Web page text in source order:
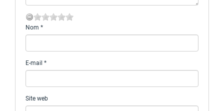
Nom *
E-mail *
Site web